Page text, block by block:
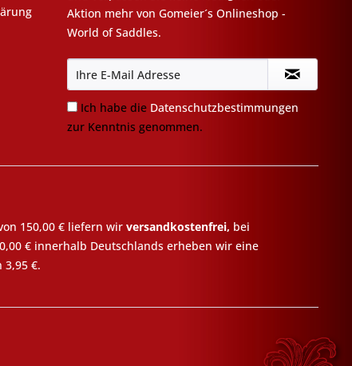
Aktion mehr von Gomeier´s Onlineshop -
World of Saddles.
Ich habe die Datenschutzbestimmungen
zur Kenntnis genommen.
150,00 € liefern wir versandkostenfrei, bei
€ innerhalb Deutschlands erheben wir eine
3,95 €.